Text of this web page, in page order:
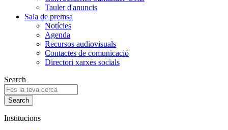
Tauler d'anuncis
Sala de premsa
Notícies
Agenda
Recursos audiovisuals
Contactes de comunicació
Directori xarxes socials
Search
Institucions